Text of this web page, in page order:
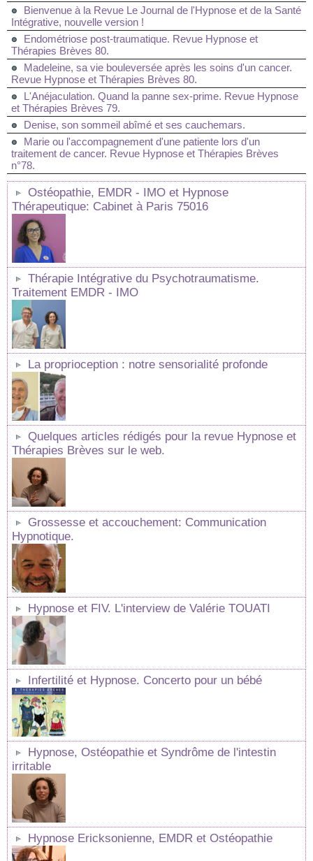
Bienvenue à la Revue Le Journal de l'Hypnose et de la Santé
Intégrative, nouvelle version !
Endométriose post-traumatique. Revue Hypnose et
Thérapies Brèves 80.
Madeleine, sa vie bouleversée après les soins d'un cancer.
Revue Hypnose et Thérapies Brèves 80.
L'Anéjaculation. Quand la panne sex-prime. Revue Hypnose
et Thérapies Brèves 79.
Denise, son sommeil abîmé et ses cauchemars.
Marie ou l'accompagnement d'une patiente lors d'un
traitement de cancer. Revue Hypnose et Thérapies Brèves
n°78.
Ostéopathie, EMDR - IMO et Hypnose
Thérapeutique: Cabinet à Paris 75016
Thérapie Intégrative du Psychotraumatisme.
Traitement EMDR - IMO
La proprioception : notre sensorialité profonde
Quelques articles rédigés pour la revue Hypnose et
Thérapies Brèves sur le web.
Grossesse et accouchement: Communication
Hypnotique.
Hypnose et FIV. L'interview de Valérie TOUATI
Infertilité et Hypnose. Concerto pour un bébé
Hypnose, Ostéopathie et Syndrôme de l'intestin
irritable
Hypnose Ericksonienne, EMDR et Ostéopathie